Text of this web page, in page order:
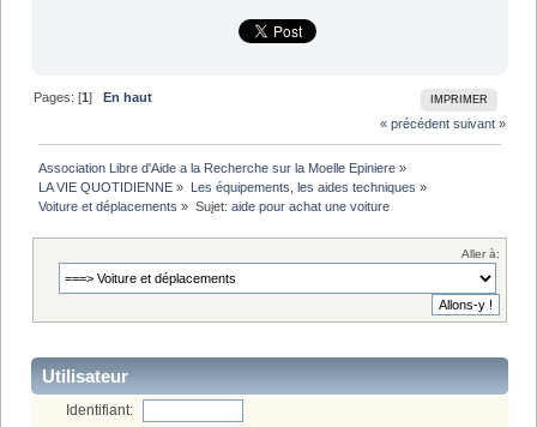
IMPRIMER
Pages: [1]
En haut
« précédent suivant »
Association Libre d'Aide a la Recherche sur la Moelle Epiniere »
LA VIE QUOTIDIENNE » Les équipements, les aides techniques »
Voiture et déplacements » Sujet: aide pour achat une voiture
Aller à:
Utilisateur
Identifiant: